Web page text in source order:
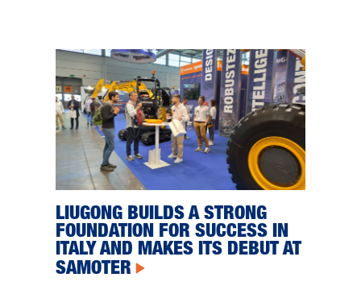
LIUGONG BUILDS A STRONG
FOUNDATION FOR SUCCESS IN
ITALY AND MAKES ITS DEBUT AT
SAMOTER